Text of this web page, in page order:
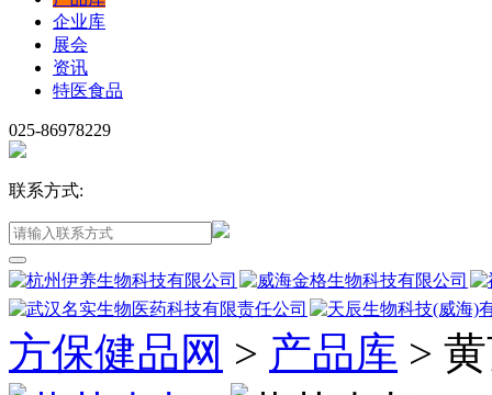
企业库
展会
资讯
特医食品
025-86978229
联系方式:
方保健品网 > 产品库 >